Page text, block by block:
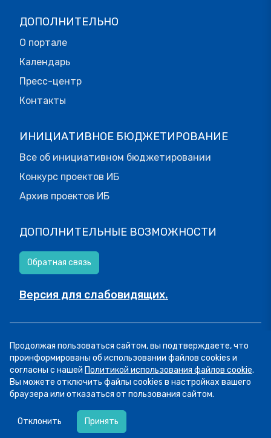
ДОПОЛНИТЕЛЬНО
О портале
Календарь
Пресс-центр
Контакты
ИНИЦИАТИВНОЕ БЮДЖЕТИРОВАНИЕ
Все об инициативном бюджетировании
Конкурс проектов ИБ
Архив проектов ИБ
ДОПОЛНИТЕЛЬНЫЕ ВОЗМОЖНОСТИ
Обратная связь
Версия для слабовидящих.
Все права защищены.Пользовательское соглашение
«Магию можно создавать самой, если у тебя
Продолжая пользоваться сайтом, вы подтверждаете, что
проинформированы об использовании файлов cookies и
согласны с нашей Политикой использования файлов cookie.
Вы можете отключить файлы cookies в настройках вашего
браузера или отказаться от пользования сайтом.
Отклонить Принять